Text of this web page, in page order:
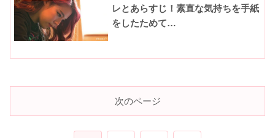
レとあらすじ！素直な気持ちを手紙
をしたためて…
次のページ